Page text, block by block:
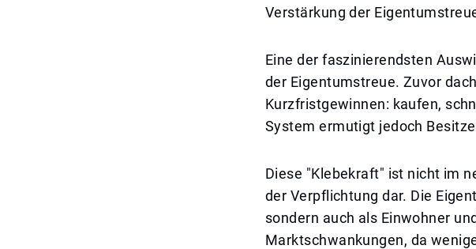
Verstärkung der
Eine der faszinierendsten
der Eigentumstreue. Zuvor
Kurzfristgewinnen: kaufen,
System ermutigt jedoch
Diese "Klebekraft" ist nicht im
der Verpflichtung dar. Die
sondern auch als Einwohner
Marktschwankungen, da